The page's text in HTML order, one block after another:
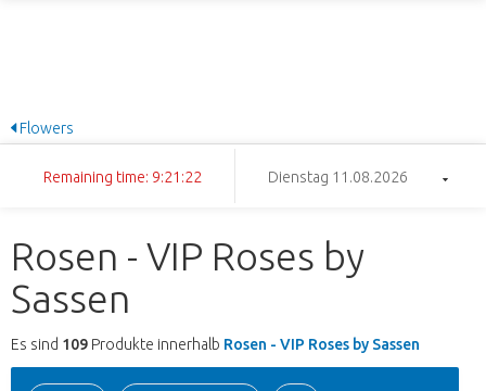
Flowers
Remaining time: 9:21:21 Dienstag 11.08.2026
Rosen - VIP Roses by
Sassen
Es sind 109 Produkte innerhalb Rosen - VIP Roses by Sassen